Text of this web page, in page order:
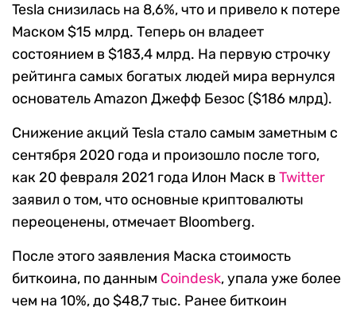
Tesla снизилась на 8,6%, что и привело к потере
Маском $15 млрд. Теперь он владеет
состоянием в $183,4 млрд. На первую строчку
рейтинга самых богатых людей мира вернулся
основатель Amazon Джефф Безос ($186 млрд).
Снижение акций Tesla стало самым заметным с
сентября 2020 года и произошло после того,
как 20 февраля 2021 года Илон Маск в Twitter
заявил о том, что основные криптовалюты
переоценены, отмечает Bloomberg.
После этого заявления Маска стоимость
биткоина, по данным Coindesk, упала уже более
чем на 10%, до $48,7 тыс. Ранее биткоин